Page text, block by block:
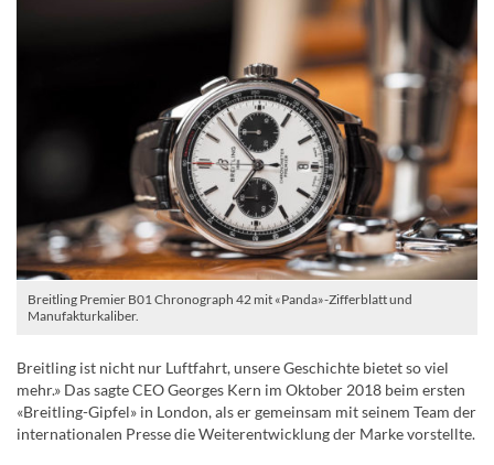
Breitling Premier B01 Chronograph 42 mit «Panda»-Zifferblatt und
Manufakturkaliber.
Breitling ist nicht nur Luftfahrt, unsere Geschichte bietet so viel
mehr.» Das sagte CEO Georges Kern im Oktober 2018 beim ersten
«Breitling-Gipfel» in London, als er gemeinsam mit seinem Team der
internationalen Presse die Weiterentwicklung der Marke vorstellte.